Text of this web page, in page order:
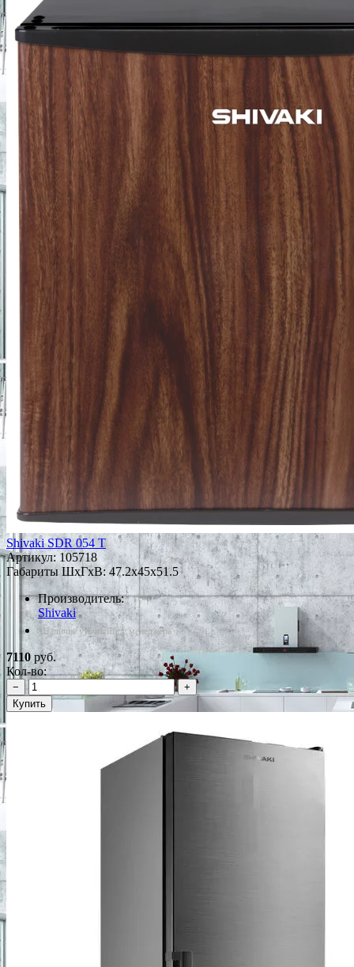
Shivaki SDR 054 T
Артикул: 105718
Габариты ШxГxВ: 47.2x45x51.5
Производитель:
Shivaki
*Наличие уточняйте у менеджера
7110руб.
Кол-во:
−
+
Купить